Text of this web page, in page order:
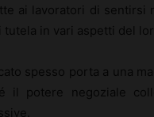
ai lavoratori di
tutela in vari aspetti del
spesso porta a una
il potere negoziale